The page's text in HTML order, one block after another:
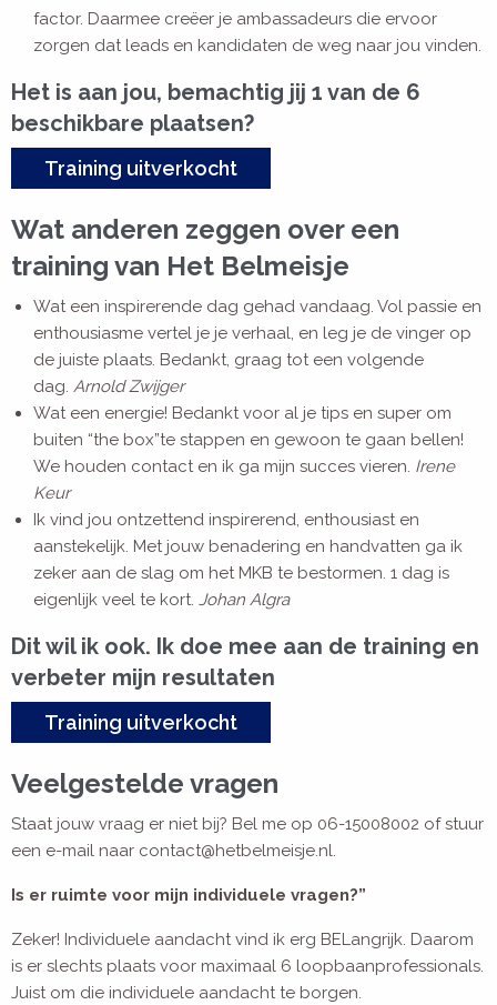
factor. Daarmee creëer je ambassadeurs die ervoor
zorgen dat leads en kandidaten de weg naar jou vinden.
Het is aan jou, bemachtig jij 1 van de 6
beschikbare plaatsen?
Training uitverkocht
Wat anderen zeggen over een
training van Het Belmeisje
Wat een inspirerende dag gehad vandaag. Vol passie en
enthousiasme vertel je je verhaal, en leg je de vinger op
de juiste plaats. Bedankt, graag tot een volgende
dag. Arnold Zwijger
Wat een energie! Bedankt voor al je tips en super om
buiten “the box”te stappen en gewoon te gaan bellen!
We houden contact en ik ga mijn succes vieren. Irene
Keur
Ik vind jou ontzettend inspirerend, enthousiast en
aanstekelijk. Met jouw benadering en handvatten ga ik
zeker aan de slag om het MKB te bestormen. 1 dag is
eigenlijk veel te kort. Johan Algra
Dit wil ik ook. Ik doe mee aan de training en
verbeter mijn resultaten
Training uitverkocht
Veelgestelde vragen
Staat jouw vraag er niet bij? Bel me op 06-15008002 of stuur
een e-mail naar contact@hetbelmeisje.nl.
Is er ruimte voor mijn individuele vragen?”
Zeker! Individuele aandacht vind ik erg BELangrijk. Daarom
is er slechts plaats voor maximaal 6 loopbaanprofessionals.
Juist om die individuele aandacht te borgen.